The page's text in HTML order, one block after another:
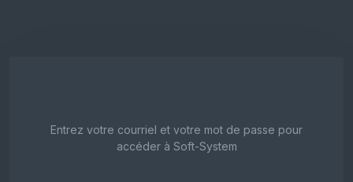
Entrez votre courriel et votre mot de passe pour
accéder à Soft-System